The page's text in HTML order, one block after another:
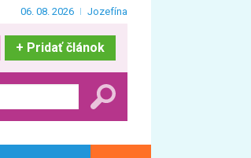
06. 08. 2026 Jozefína
+ Pridať článok